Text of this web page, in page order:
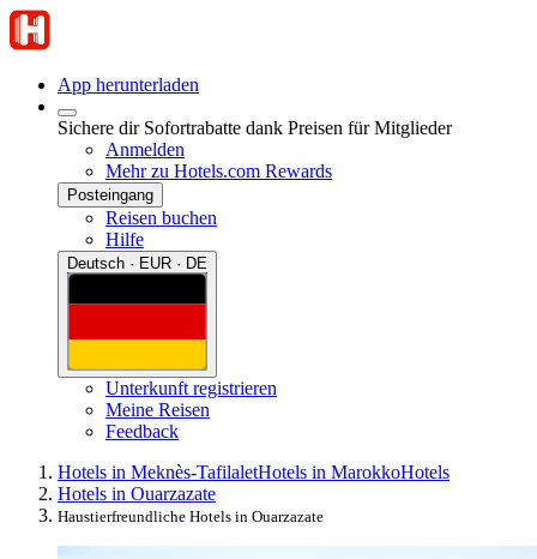
App herunterladen
Sichere dir Sofortrabatte dank Preisen für Mitglieder
Anmelden
Mehr zu Hotels.com Rewards
Posteingang
Reisen buchen
Hilfe
Deutsch · EUR · DE
Unterkunft registrieren
Meine Reisen
Feedback
Hotels in Meknès-TafilaletHotels in MarokkoHotels
Hotels in Ouarzazate
Haustierfreundliche Hotels in Ouarzazate